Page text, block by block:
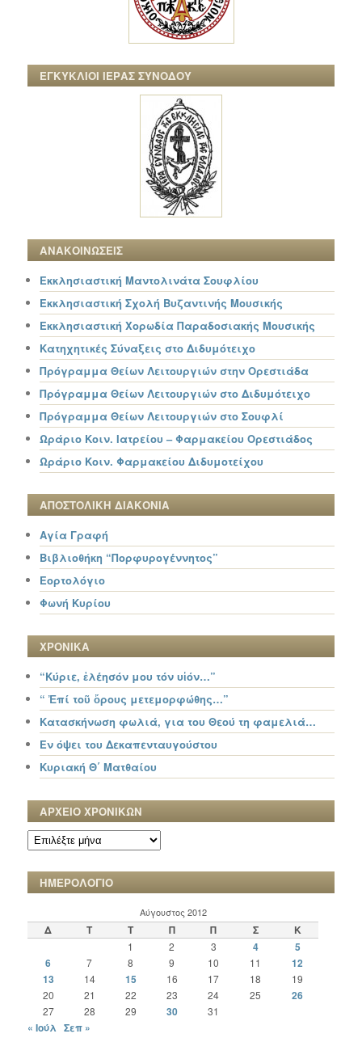
ΕΓΚΥΚΛΙΟΙ ΙΕΡΑΣ ΣΥΝΟΔΟΥ
ΑΝΑΚΟΙΝΩΣΕΙΣ
Εκκλησιαστική Μαντολινάτα Σουφλίου
Εκκλησιαστική Σχολή Βυζαντινής Μουσικής
Εκκλησιαστική Χορωδία Παραδοσιακής Μουσικής
Κατηχητικές Σύναξεις στο Διδυμότειχο
Πρόγραμμα Θείων Λειτουργιών στην Ορεστιάδα
Πρόγραμμα Θείων Λειτουργιών στο Διδυμότειχο
Πρόγραμμα Θείων Λειτουργιών στο Σουφλί
Ωράριο Κοιν. Ιατρείου – Φαρμακείου Ορεστιάδος
Ωράριο Κοιν. Φαρμακείου Διδυμοτείχου
ΑΠΟΣΤΟΛΙΚΗ ΔΙΑΚΟΝΙΑ
Αγία Γραφή
Βιβλιοθήκη “Πορφυρογέννητος”
Εορτολόγιο
Φωνή Κυρίου
ΧΡΟΝΙΚΑ
“Κύριε, ἐλέησόν μου τόν υἱόν…”
“ Ἐπί τοῦ ὄρους μετεμορφώθης…”
Κατασκήνωση φωλιά, για του Θεού τη φαμελιά…
Εν όψει του Δεκαπενταυγούστου
Κυριακή Θ΄ Ματθαίου
ΑΡΧΕΙΟ ΧΡΟΝΙΚΩΝ
ΑΡΧΕΙΟ
ΧΡΟΝΙΚΩΝ
ΗΜΕΡΟΛΟΓΙΟ
Αύγουστος 2012
Δ Τ Τ Π Π Σ Κ
1 2 3 4
5
6
7 8 9 10 11
12
13
14 15 16 17 18
19
20
21 22 23 24 25 26
27 28 29 30 31
« Ιούλ Σεπ »